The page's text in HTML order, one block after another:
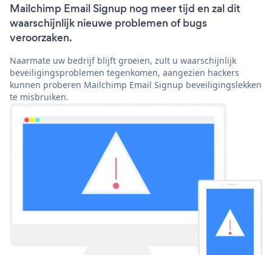
Mailchimp Email Signup nog meer tijd en zal dit
waarschijnlijk nieuwe problemen of bugs
veroorzaken.
Naarmate uw bedrijf blijft groeien, zult u waarschijnlijk
beveiligingsproblemen tegenkomen, aangezien hackers
kunnen proberen Mailchimp Email Signup beveiligingslekken
te misbruiken.